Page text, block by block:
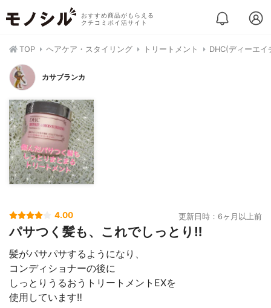
おすすめ商品がもらえる
クチコミポイ活サイト
TOP ヘアケア・スタイリング トリートメント DHC(ディーエ
カサブランカ
4.00 更新日時：6ヶ月以上前
パサつく髪も、これでしっとり‼️
髪がパサパサするようになり、
コンディショナーの後に
しっとりうるおうトリートメントEXを
使用しています‼️